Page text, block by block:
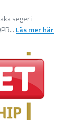
seger i
Läs mer här